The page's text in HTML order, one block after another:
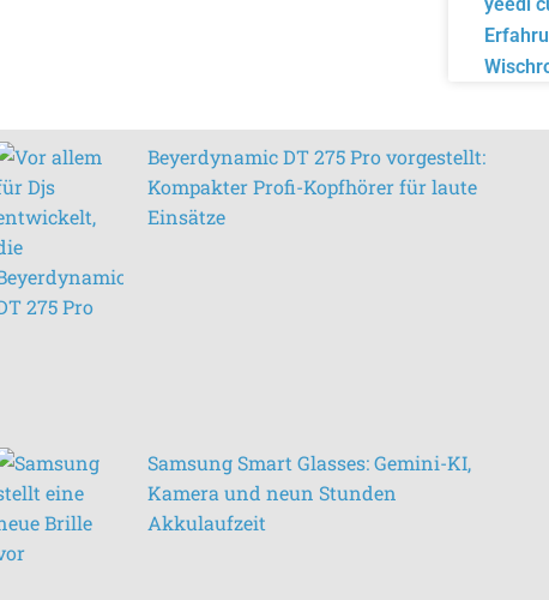
Beyerdynamic DT 275 Pro vorgestellt:
Kompakter Profi-Kopfhörer für laute
Einsätze
Samsung Smart Glasses: Gemini-KI,
Kamera und neun Stunden
Akkulaufzeit